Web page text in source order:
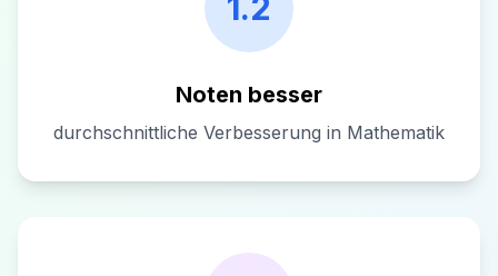
Noten besser
durchschnittliche Verbesserung in Mathematik